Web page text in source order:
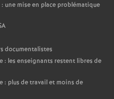
une mise en place problématique
documentalistes
: les enseignants restent libres de
: plus de travail et moins de